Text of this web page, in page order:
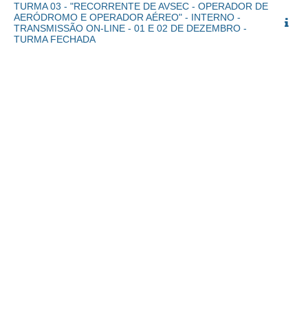
TURMA 03 - "RECORRENTE DE AVSEC - OPERADOR DE
AERÓDROMO E OPERADOR AÉREO" - INTERNO -
TRANSMISSÃO ON-LINE - 01 E 02 DE DEZEMBRO -
TURMA FECHADA